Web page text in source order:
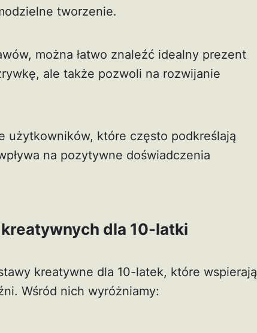
tworzenie.
można łatwo znaleźć idealny prezent
ale także pozwoli na rozwijanie
użytkowników, które często podkreślają
na pozytywne doświadczenia
dla 10-latki
kreatywne dla 10-latek, które wspierają
Wśród nich wyróżniamy: